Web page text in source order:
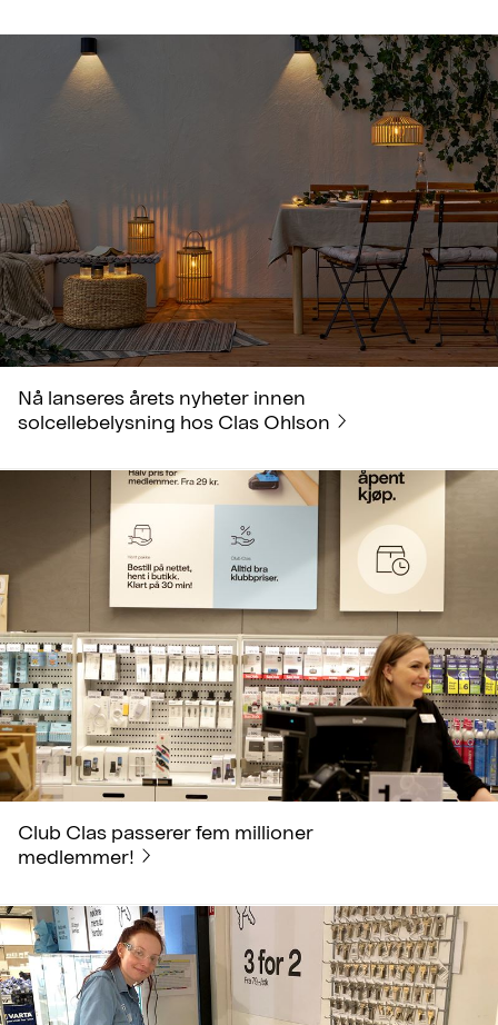
Nå lanseres årets nyheter innen
solcellebelysning hos Clas Ohlson
Club Clas passerer fem millioner
medlemmer!